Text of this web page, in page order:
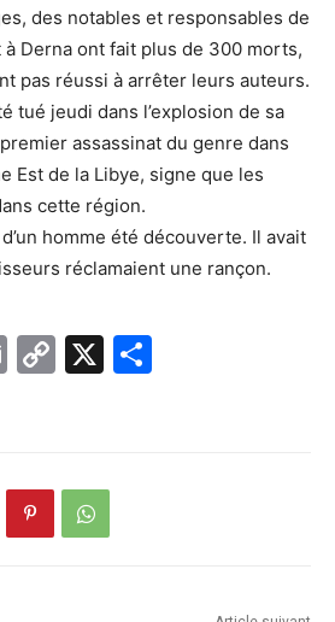
des notables et responsables de
à Derna ont fait plus de 300 morts,
pas réussi à arrêter leurs auteurs.
tué jeudi dans l’explosion de sa
assassinat du genre dans
Est de la Libye, signe que les
cette région.
homme été découverte. Il avait
réclamaient une rançon.
E
C
Li
n
X